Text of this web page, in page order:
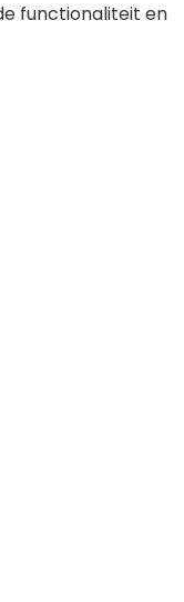
functionaliteit en